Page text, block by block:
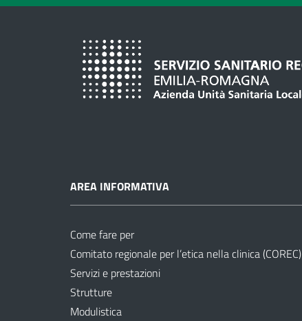
AREA INFORMATIVA
Come fare per
Comitato regionale per l’etica nella clinica (COREC)
Servizi e prestazioni
Strutture
Modulistica